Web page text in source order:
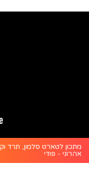
מתכון לטארט סלמון, תרד
אהרוני - פודי